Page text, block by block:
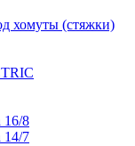
хомуты (стяжки)
16/8
14/7